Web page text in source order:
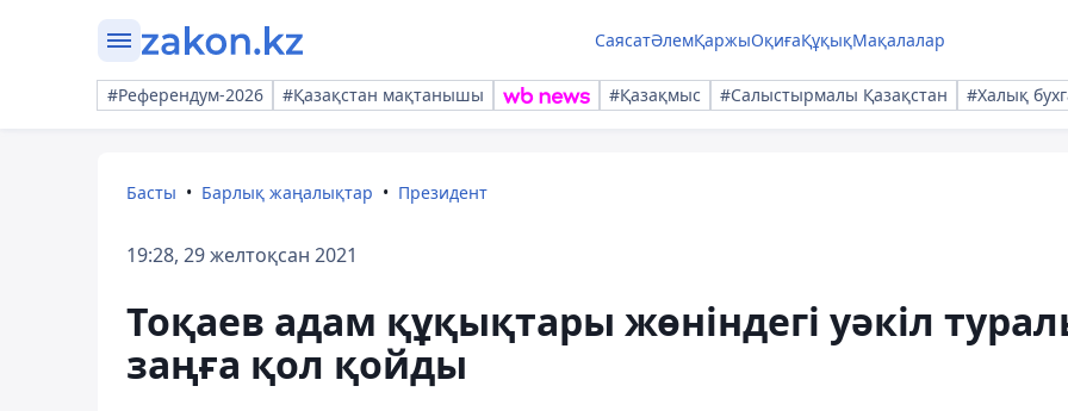
СаясатӘлемҚаржыОқиғаҚұқықМақалалар
#Референдум-2026 #Қазақстан мақтанышы #Қазақмыс #Салыстырмалы Қазақстан #Халық
Басты Барлық жаңалықтар Президент
19:28, 29 желтоқсан 2021
Тоқаев адам құқықтары жөніндегі уәкіл
заңға қол қойды